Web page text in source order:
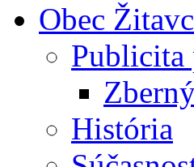
Obec
História